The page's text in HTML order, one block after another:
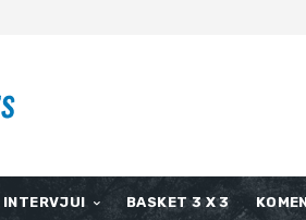
INTERVJUI BASKET 3 X 3